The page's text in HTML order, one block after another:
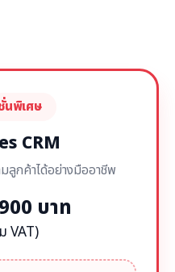
นพิเศษ
CRM
ลูกค้าได้อย่างมืออาชีพ
บาท
VAT)